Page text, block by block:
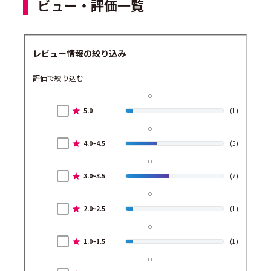
ビュー・評価一覧
レビュー情報の絞り込み
評価で絞り込む
5.0 (1)
4.0~4.5 (5)
3.0~3.5 (7)
2.0~2.5 (1)
1.0~1.5 (1)